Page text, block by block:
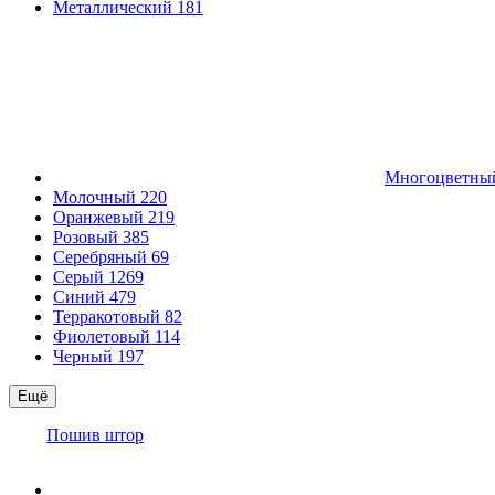
Металлический 181
Молочный 220
Оранжевый 219
Розовый 385
Серебряный 69
Серый 1269
Синий 479
Терракотовый 82
Фиолетовый 114
Черный 197
Ещё
Пошив штор